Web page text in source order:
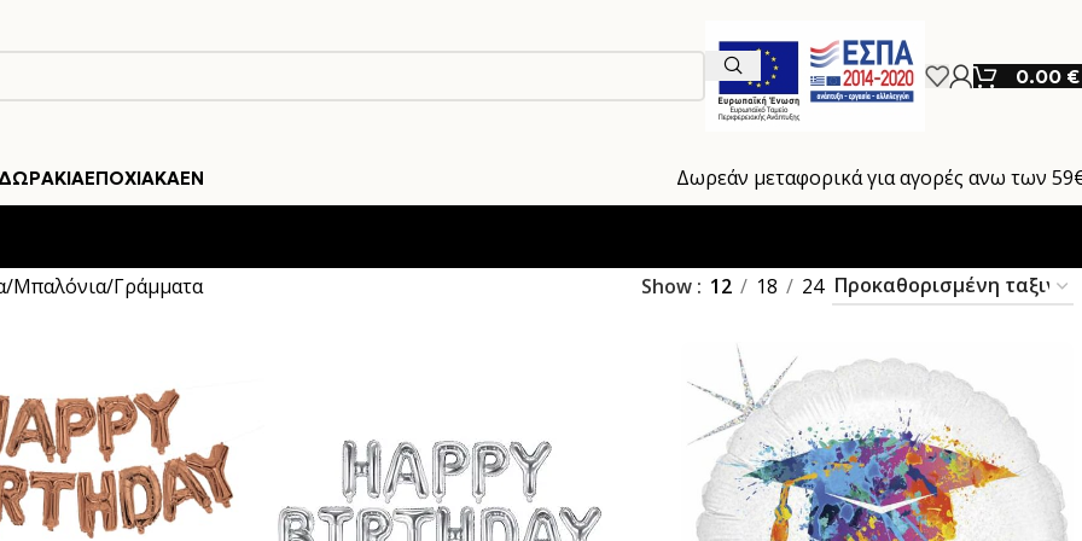
0.00 €
ΔΩΡΆΚΙΑΕΠΟΧΙΑΚΆEN Δωρεάν μεταφορικά για αγορές ανω των
Μπαλόνια Γράμματα Show 12 18 24